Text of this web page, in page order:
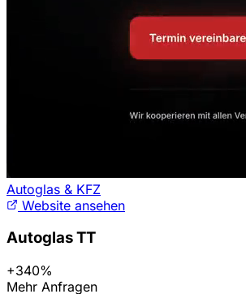
Autoglas & KFZ
Website ansehen
Autoglas TT
+340%
Mehr Anfragen